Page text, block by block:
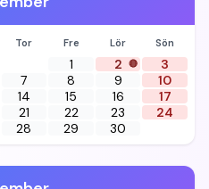
Tor Fre Lör
Sön
1 2 🔴 3
7 8 9 10
14 15 16 17
21 22 23 24
28 29 30